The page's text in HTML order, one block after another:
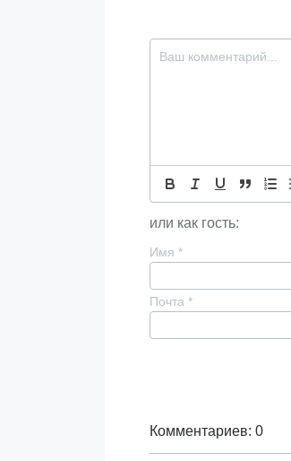
или как гость:
Имя *
Почта *
Комментариев: 0